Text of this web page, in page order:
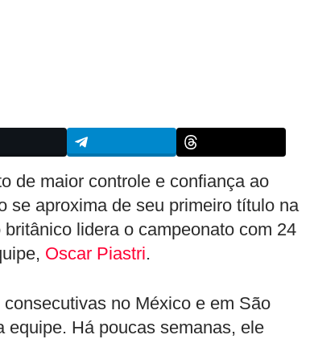
de maior controle e confiança ao
se aproxima de seu primeiro título na
lidera o campeonato com 24
Oscar Piastri.
no México e em São
equipe. Há poucas semanas, ele